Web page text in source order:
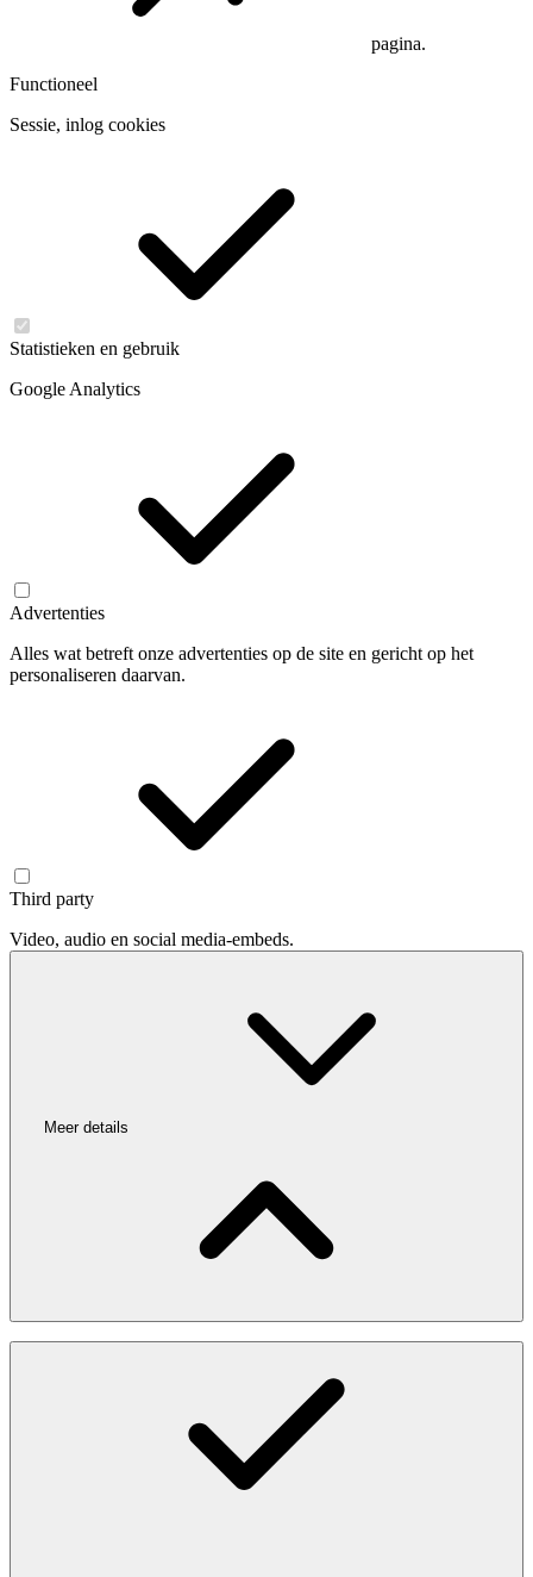
pagina.
Functioneel
Sessie, inlog cookies
Statistieken en gebruik
Google Analytics
Advertenties
Alles wat betreft onze advertenties op de site en gericht op het
personaliseren daarvan.
Third party
Video, audio en social media-embeds.
Meer details